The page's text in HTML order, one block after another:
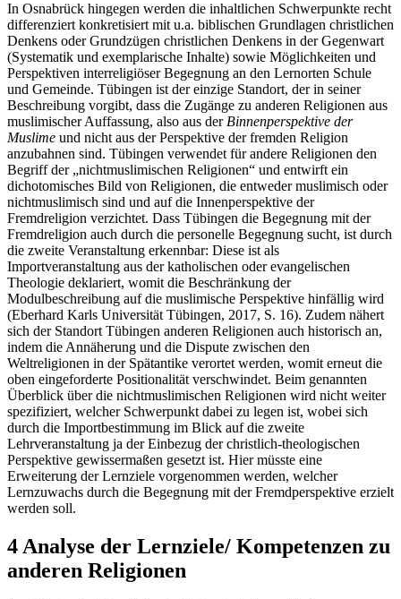
In Osnabrück hingegen werden die inhaltlichen Schwerpunkte recht
differenziert konkretisiert mit u.a. biblischen Grundlagen christlichen
Denkens oder Grundzügen christlichen Denkens in der Gegenwart
(Systematik und exemplarische Inhalte) sowie Möglichkeiten und
Perspektiven interreligiöser Begegnung an den Lernorten Schule
und Gemeinde. Tübingen ist der einzige Standort, der in seiner
Beschreibung vorgibt, dass die Zugänge zu anderen Religionen aus
muslimischer Auffassung, also aus der Binnenperspektive der
Muslime und nicht aus der Perspektive der fremden Religion
anzubahnen sind. Tübingen verwendet für andere Religionen den
Begriff der „nichtmuslimischen Religionen“ und entwirft ein
dichotomisches Bild von Religionen, die entweder muslimisch oder
nichtmuslimisch sind und auf die Innenperspektive der
Fremdreligion verzichtet. Dass Tübingen die Begegnung mit der
Fremdreligion auch durch die personelle Begegnung sucht, ist durch
die zweite Veranstaltung erkennbar: Diese ist als
Importveranstaltung aus der katholischen oder evangelischen
Theologie deklariert, womit die Beschränkung der
Modulbeschreibung auf die muslimische Perspektive hinfällig wird
(Eberhard Karls Universität Tübingen, 2017, S. 16). Zudem nähert
sich der Standort Tübingen anderen Religionen auch historisch an,
indem die Annäherung und die Dispute zwischen den
Weltreligionen in der Spätantike verortet werden, womit erneut die
oben eingeforderte Positionalität verschwindet. Beim genannten
Überblick über die nichtmuslimischen Religionen wird nicht weiter
spezifiziert, welcher Schwerpunkt dabei zu legen ist, wobei sich
durch die Importbestimmung im Blick auf die zweite
Lehrveranstaltung ja der Einbezug der christlich-theologischen
Perspektive gewissermaßen gesetzt ist. Hier müsste eine
Erweiterung der Lernziele vorgenommen werden, welcher
Lernzuwachs durch die Begegnung mit der Fremdperspektive erzielt
werden soll.
4 Analyse der Lernziele/ Kompetenzen zu
anderen Religionen